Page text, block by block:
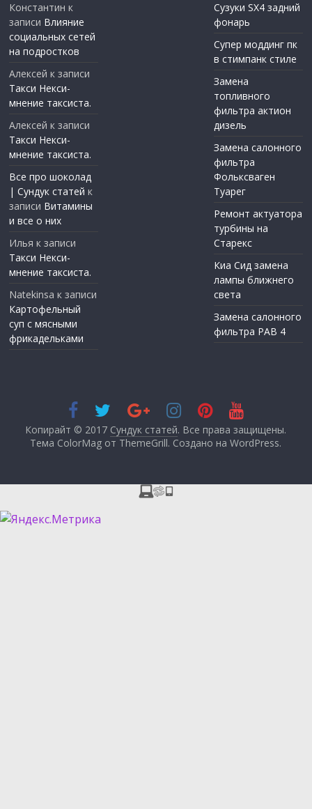
Константин к
записи Влияние
социальных сетей
на подростков
Алексей к записи
Такси Некси-
мнение таксиста.
Алексей к записи
Такси Некси-
мнение таксиста.
Все про шоколад
| Сундук статей к
записи Витамины
и все о них
Илья к записи
Такси Некси-
мнение таксиста.
Natekinsa к записи
Картофельный
суп с мясными
фрикадельками
Сузуки SX4 задний
фонарь
Супер моддинг пк
в стимпанк стиле
Замена
топливного
фильтра актион
дизель
Замена салонного
фильтра
Фольксваген
Туарег
Ремонт актуатора
турбины на
Старекс
Киа Сид замена
лампы ближнего
света
Замена салонного
фильтра РАВ 4
Копирайт © 2017 Сундук статей. Все права защищены.
Тема ColorMag от ThemeGrill. Создано наWordPress.